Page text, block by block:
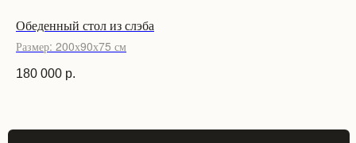
Обеденный стол из слэба
Размер: 200х90х75 см
180 000 р.